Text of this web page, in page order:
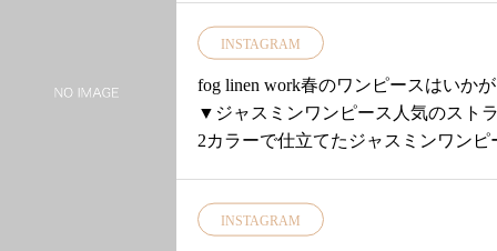
り 温もりを感じる1点モノの色と柄
家族と一緒に幸せに過ごす」そん
ひとりひとりの想いがこめられてい
合わせて人気のチェアーマットをは
サイズをご用意しております＊ぜひ
お確かめください！＊＊＊期間中ギ
1万円以上(税抜)ご購入いただいたお
INSTAGRAM
fog linen work春のワンピースはいか
▼ジャスミンワンピース人気のスト
2カラーで仕立てたジャスミンワンピ
もの◎◎・ウェストに切り替えがあ
INSTAGRAM